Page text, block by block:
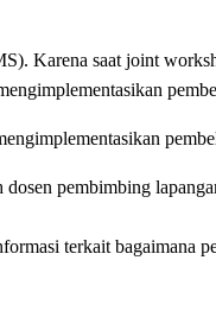
Karena saat joint
pembimbing
terkait bagaimana